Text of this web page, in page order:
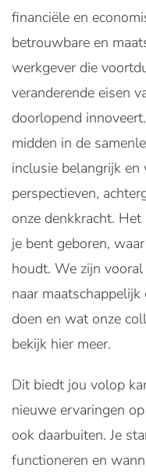
financiële en
betrouwbare en
werkgever die
veranderende eisen
doorlopend
midden in de
inclusie belangrijk
perspectieven,
onze denkkracht.
je bent geboren,
houdt. We zijn
naar
doen en wat onze
bekijk hier meer.
Dit biedt jou volop
nieuwe ervaringen
ook daarbuiten. Je
functioneren en